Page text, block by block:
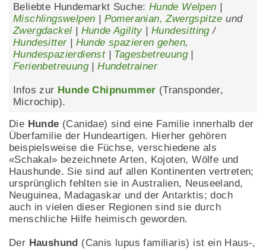
Beliebte Hundemarkt Suche: Hunde Welpen |
Mischlingswelpen | Pomeranian, Zwergspitze und
Zwergdackel | Hunde Agility |Hundesitting/
Hundesitter| Hunde spazieren gehen,
Hundespazierdienst| Tagesbetreuung|
Ferienbetreuung|Hundetrainer
Infos zur Hunde Chipnummer (Transponder,
Microchip).
Die Hunde (Canidae) sind eine Familie innerhalb der
Überfamilie der Hundeartigen. Hierher gehören
beispielsweise die Füchse, verschiedene als
«Schakal» bezeichnete Arten, Kojoten, Wölfe und
Haushunde. Sie sind auf allen Kontinenten vertreten;
ursprünglich fehlten sie in Australien, Neuseeland,
Neuguinea, Madagaskar und der Antarktis; doch
auch in vielen dieser Regionen sind sie durch
menschliche Hilfe heimisch geworden.
Der Haushund (Canis lupus familiaris) ist ein Haus-,